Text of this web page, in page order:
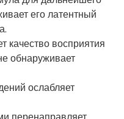
его латентный
восприятия
обнаруживает
ослабляет